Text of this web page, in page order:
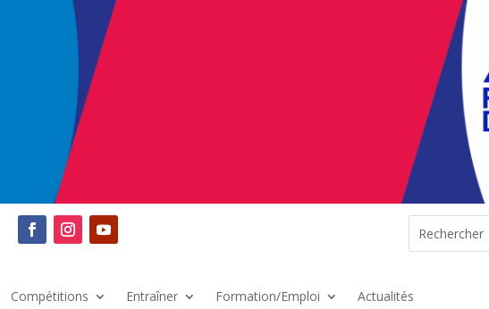
Compétitions Entraîner Formation/Emploi Actualités